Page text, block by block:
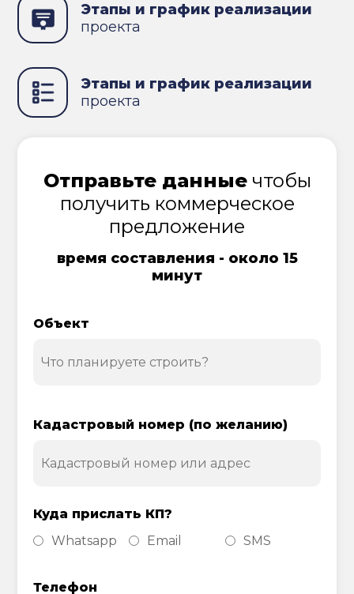
Этапы и график реализации
проекта
Этапы и график реализации
проекта
Отправьте данныечтобы
получить коммерческое
предложение
время составления - около 15
минут
Объект
Кадастровый номер (по желанию)
Куда прислать КП?
Whatsapp
Email SMS
Телефон